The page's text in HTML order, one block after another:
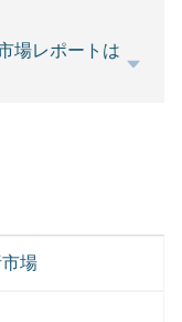
場レポートは
場